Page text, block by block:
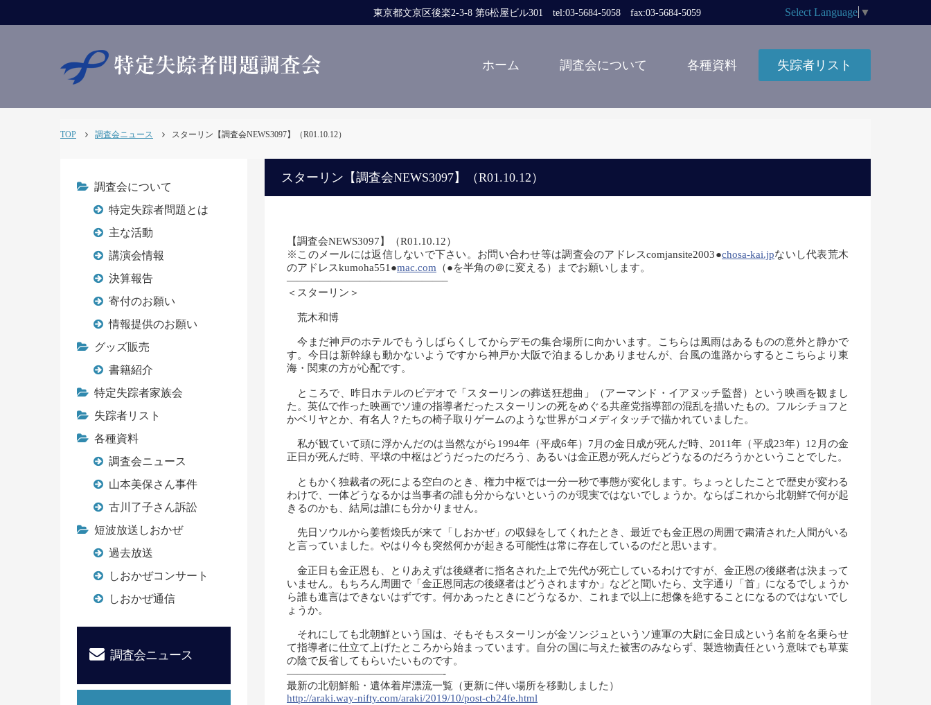
東京都文京区後楽2-3-8 第6松屋ビル301 tel:03-5684-5058 fax:03-5684-5059 Select Language ▼
ホーム 調査会について 各種資料 失踪者リスト
TOP 調査会ニュース スターリン【調査会NEWS3097】（R01.10.12）
スターリン【調査会NEWS3097】（R01.10.12）
【調査会NEWS3097】（R01.10.12）
※このメールには返信しないで下さい。お問い合わせ等は調査会のアドレスcomjansite2003●chosa-kai.jpないし代表荒木
のアドレスkumoha551●mac.com （●を半角の＠に変える）までお願いします。
———————————————–
＜スターリン＞
荒木和博
今まだ神戸のホテルでもうしばらくしてからデモの集合場所に向かいます。こちらは風雨はあるものの意外と静かで
す。今日は新幹線も動かないようですから神戸か大阪で泊まるしかありませんが、台風の進路からするとこちらより東
海・関東の方が心配です。
ところで、昨日ホテルのビデオで「スターリンの葬送狂想曲」（アーマンド・イアヌッチ監督）という映画を観まし
た。英仏で作った映画でソ連の指導者だったスターリンの死をめぐる共産党指導部の混乱を描いたもの。フルシチョフと
かベリヤとか、有名人？たちの椅子取りゲームのような世界がコメディタッチで描かれていました。
私が観ていて頭に浮かんだのは当然ながら1994年（平成6年）7月の金日成が死んだ時、2011年（平成23年）12月の金
正日が死んだ時、平壌の中枢はどうだったのだろう、あるいは金正恩が死んだらどうなるのだろうかということでした。
ともかく独裁者の死による空白のとき、権力中枢では一分一秒で事態が変化します。ちょっとしたことで歴史が変わる
わけで、一体どうなるかは当事者の誰も分からないというのが現実ではないでしょうか。ならばこれから北朝鮮で何が起
きるのかも、結局は誰にも分かりません。
先日ソウルから姜哲煥氏が来て「しおかぜ」の収録をしてくれたとき、最近でも金正恩の周囲で粛清された人間がいる
と言っていました。やはり今も突然何かが起きる可能性は常に存在しているのだと思います。
金正日も金正恩も、とりあえずは後継者に指名された上で先代が死亡しているわけですが、金正恩の後継者は決まって
いません。もちろん周囲で「金正恩同志の後継者はどうされますか」などと聞いたら、文字通り「首」になるでしょうか
ら誰も進言はできないはずです。何かあったときにどうなるか、これまで以上に想像を絶することになるのではないでし
ょうか。
それにしても北朝鮮という国は、そもそもスターリンが金ソンジュというソ連軍の大尉に金日成という名前を名乗らせ
て指導者に仕立て上げたところから始まっています。自分の国に与えた被害のみならず、製造物責任という意味でも草葉
の陰で反省してもらいたいものです。
———————————————-
最新の北朝鮮船・遺体着岸漂流一覧（更新に伴い場所を移動しました）
http://araki.way-nifty.com/araki/2019/10/post-cb24fe.html
調査会について
特定失踪者問題とは
主な活動
講演会情報
決算報告
寄付のお願い
情報提供のお願い
グッズ販売
書籍紹介
特定失踪者家族会
失踪者リスト
各種資料
調査会ニュース
山本美保さん事件
古川了子さん訴訟
短波放送しおかぜ
過去放送
しおかぜコンサート
しおかぜ通信
調査会ニュース